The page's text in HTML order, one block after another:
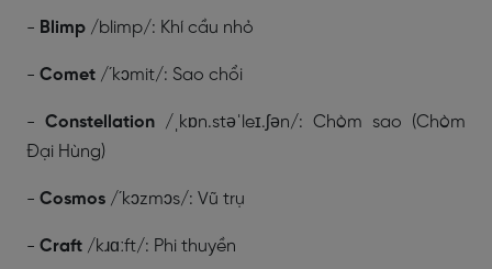
- Blimp /blimp/: Khí cầu nhỏ
- Comet /´kɔmit/: Sao chổi
- Constellation /ˌkɒn.stəˈleɪ.ʃən/: Chòm sao (Chòm
Đại Hùng)
- Cosmos /´kɔzmɔs/: Vũ trụ
- Craft /kɹɑːft/: Phi thuyền